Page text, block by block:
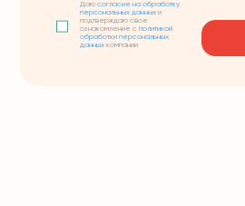
Даюсогласие на обработку
персональных данных и
подтверждаю свое
ознакомление сполитикой
обработки персональных
данных компании